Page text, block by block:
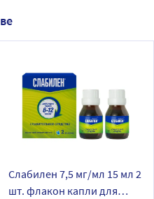
Слабилен 7,5 мг/мл 15 мл 2
шт. флакон капли для